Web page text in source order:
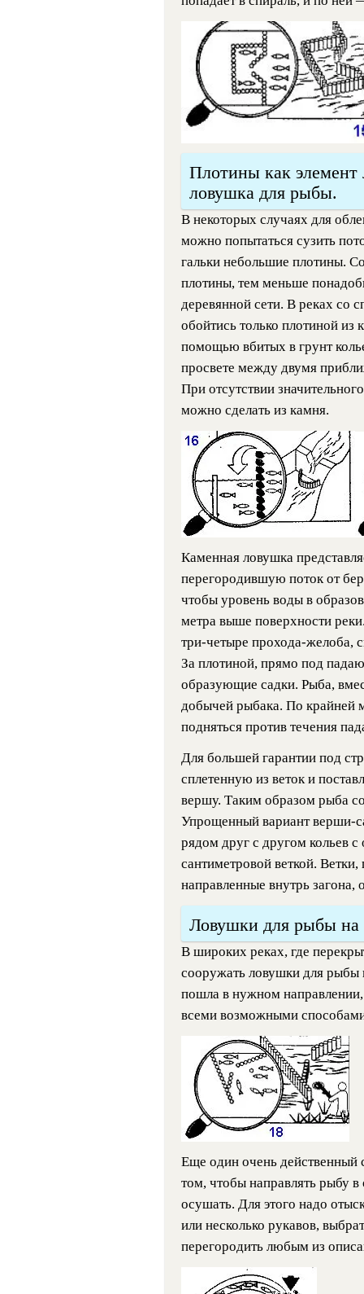
Плотины как
ловушка для рыбы.
В некоторых случаях для
можно попытаться сузить
гальки небольшие плотины.
плотины, тем меньше
деревянной сети. В реках со
обойтись только плотиной из
помощью вбитых в грунт
просвете между двумя
При отсутствии
можно сделать из камня.
Каменная ловушка
перегородившую поток от
чтобы уровень воды в
метра выше поверхности
три-четыре прохода-желоба,
За плотиной, прямо под
образующие садки. Рыба,
добычей рыбака. По крайней
подняться против течения
Для большей гарантии под
сплетенную из веток и
вершу. Таким образом рыба
Упрощенный вариант верши-
рядом друг с другом кольев
сантиметровой веткой.
направленные внутрь
Ловушки для рыбы на
В широких реках, где
сооружать ловушки для рыбы
пошла в нужном направлении,
всеми возможными
Еще один очень действенный
том, чтобы направлять рыбу в
осушать. Для этого надо
или несколько рукавов,
перегородить любым из